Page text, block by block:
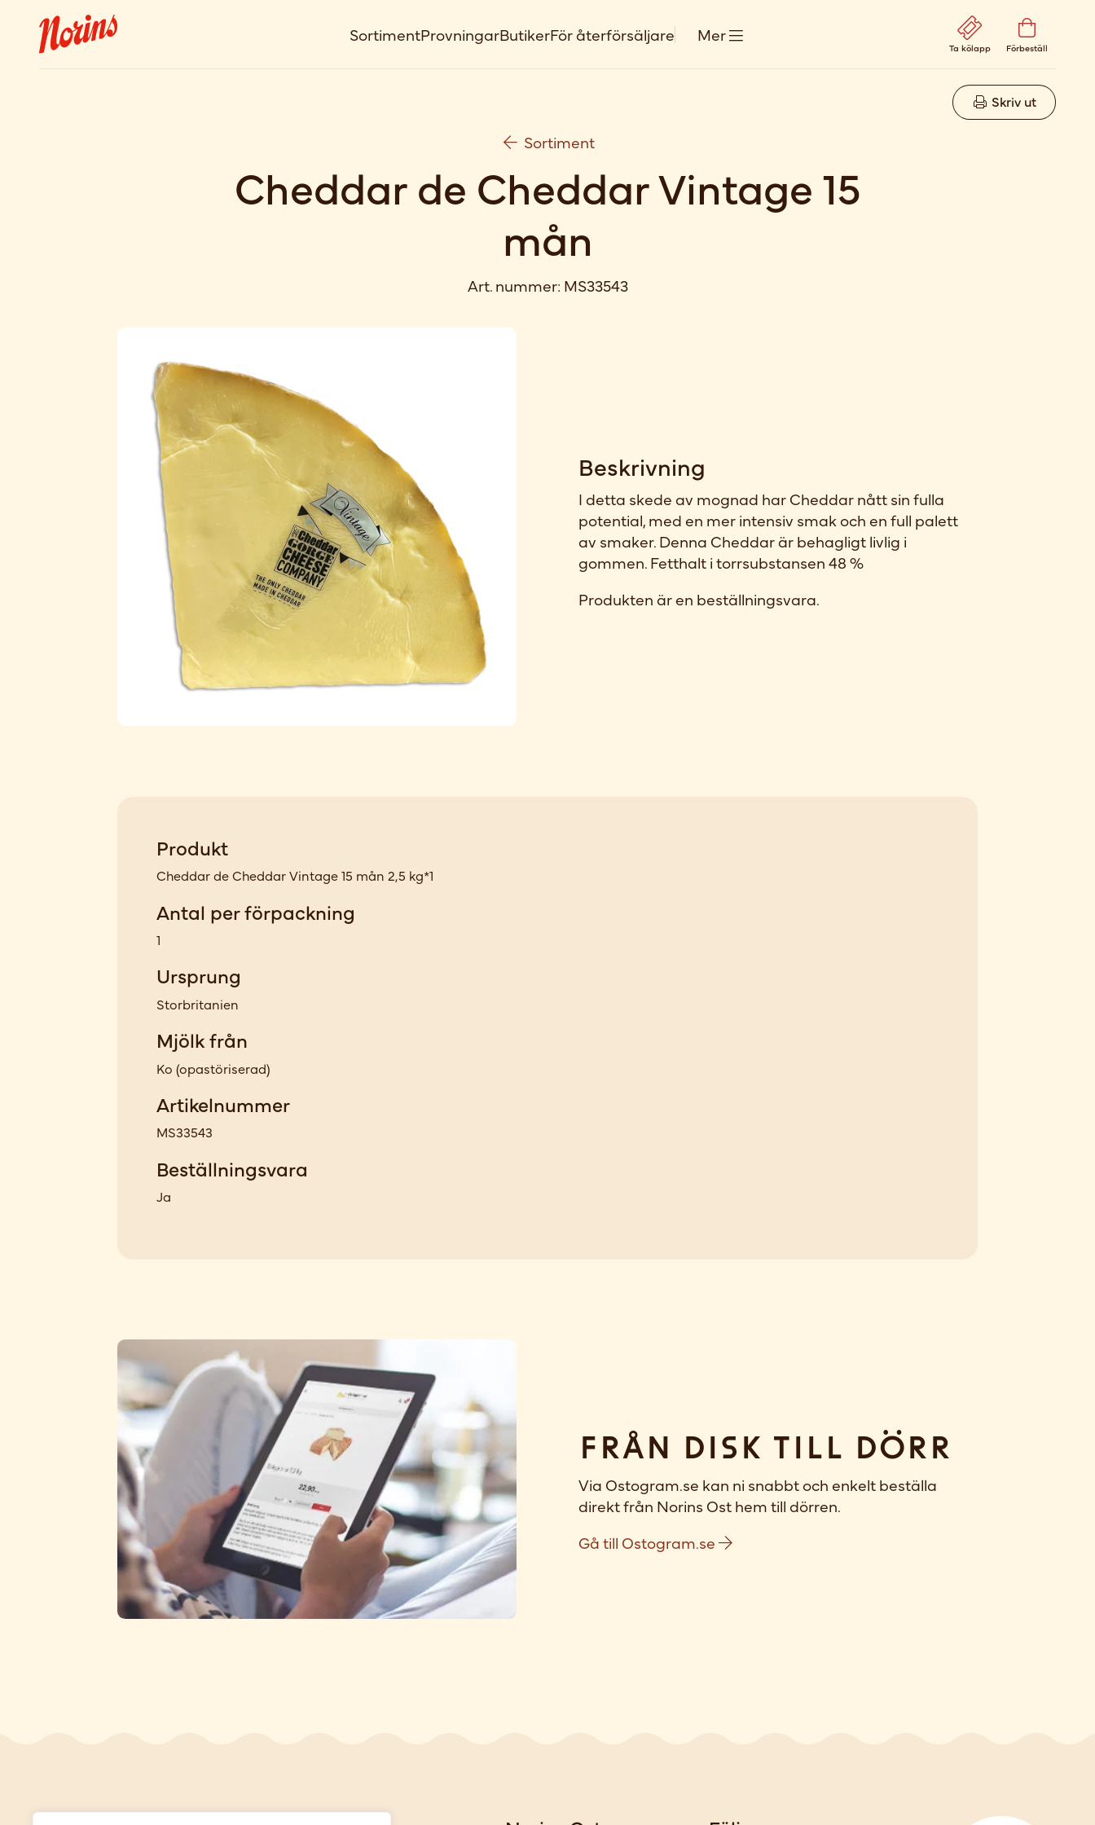
SortimentProvningarButikerFör återförsäljare Mer
Ta kölapp Förbeställ
Skriv ut
Sortiment
Cheddar de Cheddar Vintage 15
mån
Art. nummer: MS33543
Beskrivning
I detta skede av mognad har Cheddar nått sin fulla
potential, med en mer intensiv smak och en full palett
av smaker. Denna Cheddar är behagligt livlig i
gommen. Fetthalt i torrsubstansen 48 %
Produkten är en beställningsvara.
Produkt
Cheddar de Cheddar Vintage 15 mån 2,5 kg*1
Antal per förpackning
1
Ursprung
Storbritanien
Mjölk från
Ko (opastöriserad)
Artikelnummer
MS33543
Beställningsvara
Ja
Från disk till dörr
Via Ostogram.se kan ni snabbt och enkelt beställa
direkt från Norins Ost hem till dörren.
Gå till Ostogram.se